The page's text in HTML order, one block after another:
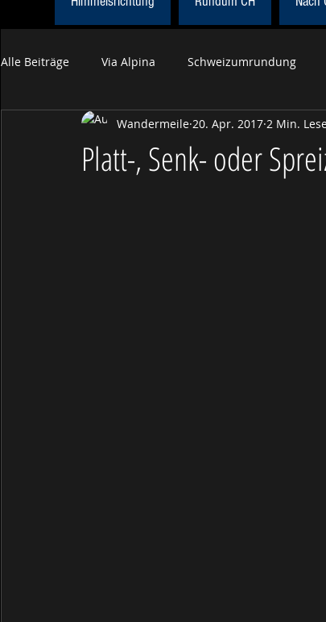
Alle Beiträge Via Alpina Schweizumrundung
Himmelsrichtung Obwaldner Höhenweg
Platt-, Senk- oder
Wandermeile 20. Apr. 2017 2 Min.